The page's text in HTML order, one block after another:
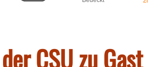
CSU zu Gast